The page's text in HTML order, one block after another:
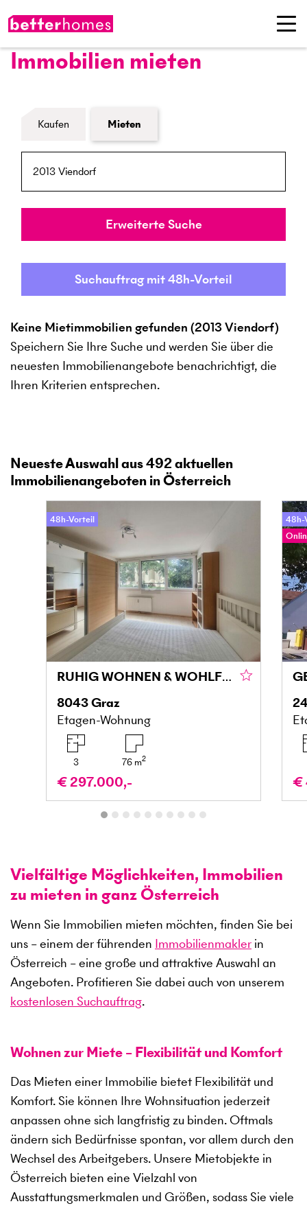
Immobilien mieten
Formular Immobiliensuche
Kaufen Mieten
Umkreis
Erweiterte Suche
Suchauftrag mit 48h-Vorteil
Keine Mietimmobilien gefunden (2013 Viendorf)
Speichern Sie Ihre Suche und werden Sie über die
neuesten Immobilienangebote benachrichtigt, die
Ihren Kriterien entsprechen.
Neueste Auswahl aus492aktuellen
Immobilienangeboten in Österreich
48h-Vorteil
RUHIG WOHNEN & WOHLFÜHLEN MIT BALKON IN DER MARIATROSTERSTRASSE
8043Graz
Etagen-Wohnung
3 76 m2
€ 297.000,-
48h-
€
Vielfältige Möglichkeiten, Immobilien
zu mieten in ganz Österreich
Wenn Sie Immobilien mieten möchten, finden Sie bei
uns – einem der führenden Immobilienmakler in
Österreich – eine große und attraktive Auswahl an
Angeboten. Profitieren Sie dabei auch von unserem
kostenlosen Suchauftrag.
Wohnen zur Miete – Flexibilität und Komfort
Das Mieten einer Immobilie bietet Flexibilität und
Komfort. Sie können Ihre Wohnsituation jederzeit
anpassen ohne sich langfristig zu binden. Oftmals
ändern sich Bedürfnisse spontan, vor allem durch den
Wechsel des Arbeitgebers. Unsere Mietobjekte in
Österreich bieten eine Vielzahl von
Ausstattungsmerkmalen und Größen, sodass Sie viele